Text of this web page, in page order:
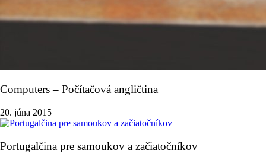
Computers – Počítačová angličtina
20. júna 2015
Portugalčina pre samoukov a začiatočníkov